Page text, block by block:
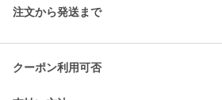
注文から発送まで
クーポン利用可否